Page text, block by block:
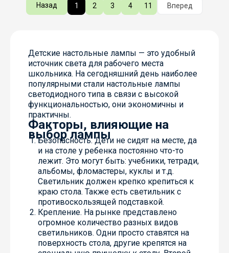
Назад 1 2 3 4 11 Вперед
Детские настольные лампы — это удобный
источник света для рабочего места
школьника. На сегодняшний день наиболее
популярными стали настольные лампы
светодиодного типа в связи с высокой
функциональностью, они экономичны и
практичны.
Факторы, влияющие на
выбор лампы
Безопасность. Дети не сидят на месте, да
и на столе у ребенка постоянно что-то
лежит. Это могут быть: учебники, тетради,
альбомы, фломастеры, куклы и т.д.
Светильник должен крепко крепиться к
краю стола. Также есть светильник с
противоскользящей подставкой.
Крепление. На рынке представлено
огромное количество разных видов
светильников. Одни просто ставятся на
поверхность стола, другие крепятся на